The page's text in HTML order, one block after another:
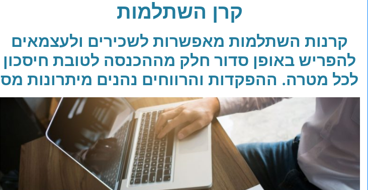
קרן השתלמות
קרנות השתלמות מאפשרות לשכירים ולעצמאים
להפריש באופן סדור חלק מההכנסה לטובת חיסכון
לכל מטרה. ההפקדות והרווחים נהנים מיתרונות מס